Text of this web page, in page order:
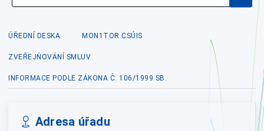
ÚŘEDNÍ DESKA MON1TOR CSÚIS
ZVEŘEJŇOVÁNÍ SMLUV
INFORMACE PODLE ZÁKONA Č. 106/1999 SB.
Adresa úřadu